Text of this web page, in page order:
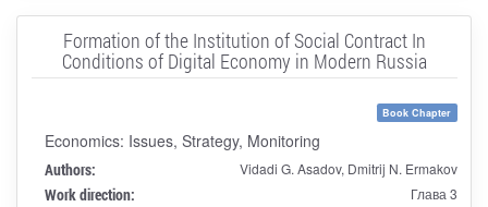
Formation of the Institution of Social Contract In
Conditions of Digital Economy in Modern Russia
Book Chapter
Economics: Issues, Strategy, Monitoring
Authors: Vidadi G. Asadov, Dmitrij N. Ermakov
Work direction: Глава 3